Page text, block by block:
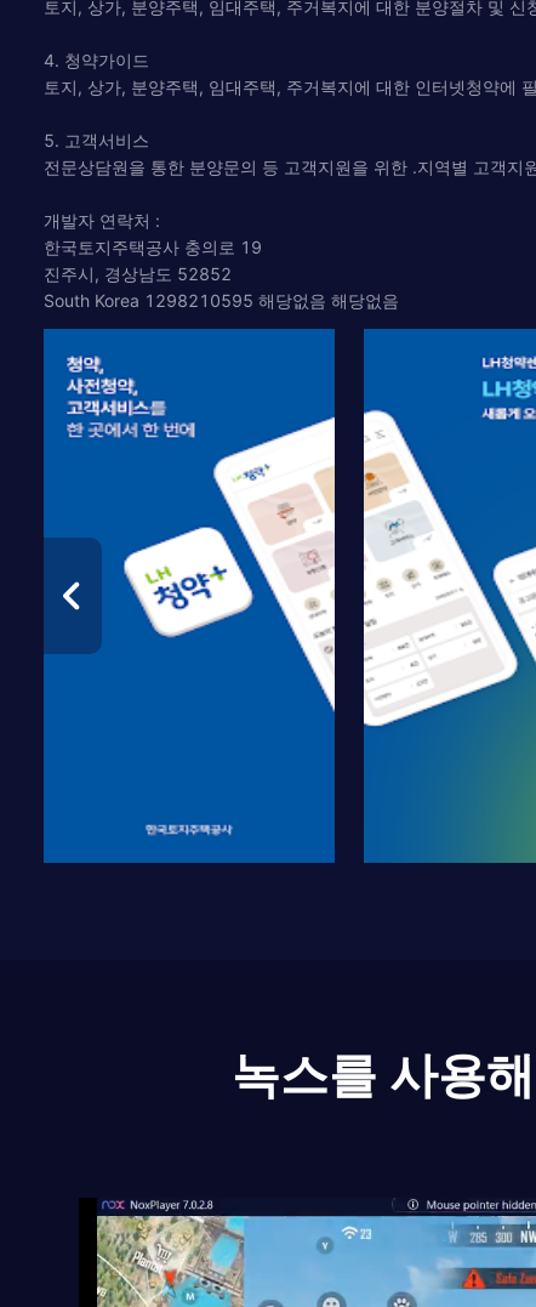
토지, 상가, 분양주택, 임대주택, 주거복지에 대한 분양절차 및
4. 청약가이드
토지, 상가, 분양주택, 임대주택, 주거복지에 대한 인터넷청약에
5. 고객서비스
전문상담원을 통한 분양문의 등 고객지원을 위한 .지역별 고객지
개발자 연락처 :
한국토지주택공사 충의로 19
진주시, 경상남도 52852
South Korea 1298210595 해당없음 해당없음
녹스를 사용